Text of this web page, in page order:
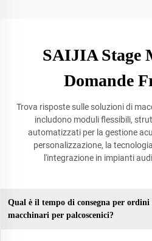
SAIJIA Stage
Domande
Trova risposte sulle soluzioni di
includono moduli flessibili,
automatizzati per la gestione
personalizzazione, la
l'integrazione in impianti
Qual è il tempo di consegna per
macchinari per palcoscenici?